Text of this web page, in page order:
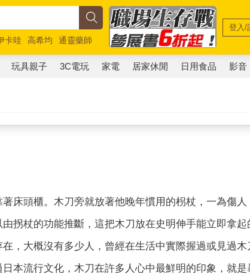
卡哇 高希均
通靈藥師
跑
登入/
玩具親子 3C電玩 家電 居家休閒 日用食品 影音
床頭櫃。木刀旁就放著他晚年慣用的枴杖，一為傷人
拐杖的功能推斷，這把木刀放在史明伸手能立即拿起
，大概沒有多少人，曾經在生活中實際握過或見過木
本流行文化，木刀在許多人心中最鮮明的印象，就是